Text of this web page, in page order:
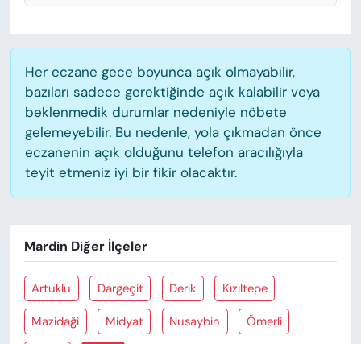
Her eczane gece boyunca açık olmayabilir,
bazıları sadece gerektiğinde açık kalabilir veya
beklenmedik durumlar nedeniyle nöbete
gelemeyebilir. Bu nedenle, yola çıkmadan önce
eczanenin açık olduğunu telefon aracılığıyla
teyit etmeniz iyi bir fikir olacaktır.
Mardin Diğer İlçeler
Artuklu Dargeçit Derik Kızıltepe
Mazidaği Midyat Nusaybin Ömerli
SİYASET
VAN VE DİYARBAKIR HABERLERİ